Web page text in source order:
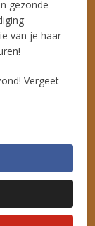
gezonde
van je haar
Vergeet